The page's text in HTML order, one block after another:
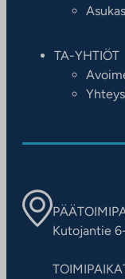
TA-YHTIÖT
Kutojantie